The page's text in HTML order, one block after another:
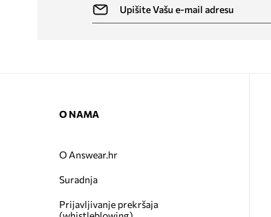
O NAMA
O Answear.hr
Suradnja
Prijavljivanje prekršaja